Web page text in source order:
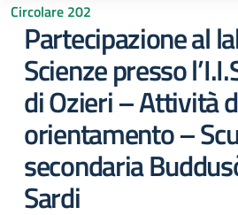
Circolare 202
Partecipazione al
Scienze presso
di Ozieri – Attività
orientamento –
secondaria
Sardi